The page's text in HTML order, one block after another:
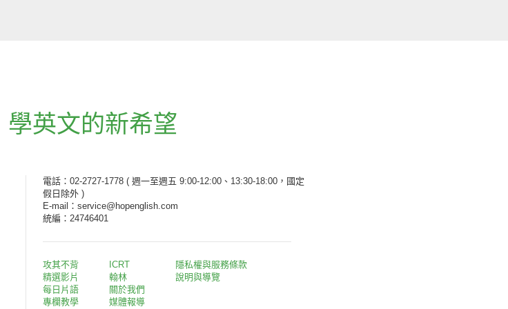
學英文的新希望
電話：02-2727-1778 ( 週一至週五 9:00-12:00、13:30-18:00，國定
假日除外 )
E-mail：service@hopenglish.com
統編：24746401
攻其不背
精選影片
每日片語
專欄教學
ICRT
翰林
關於我們
媒體報導
隱私權與服務條款
說明與導覽